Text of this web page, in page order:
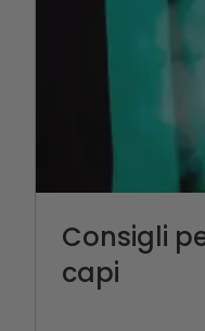
Consigli
capi